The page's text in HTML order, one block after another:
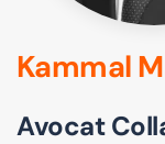
Kammal
Avocat